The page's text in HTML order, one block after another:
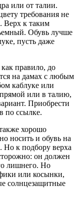
или от талии.
требования не
Верх к таким
Обувь лучше
пусть даже
правило, до
на дамах с любым
каблуке или
или в талию,
Приобрести
по ссылке.
хорошо
носить и обувь на
Но к подбору верха
он должен
лишнего. Но
или косынки,
солнцезащитные